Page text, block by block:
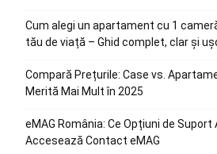
Cum alegi un apartament cu 1
tău de viață – Ghid complet, clar și
Compară Prețurile: Case vs.
Merită Mai Mult în 2025
eMAG România: Ce Opțiuni de Suport
Accesează Contact eMAG